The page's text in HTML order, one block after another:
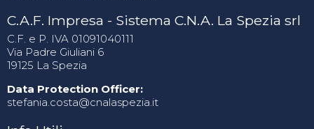
C.A.F. Impresa - Sistema C.N.A. La Spezia srl
C.F. e P. IVA 01091040111
Via Padre Giuliani 6
19125 La Spezia
Data Protection Officer:
stefania.costa@cnalaspezia.it